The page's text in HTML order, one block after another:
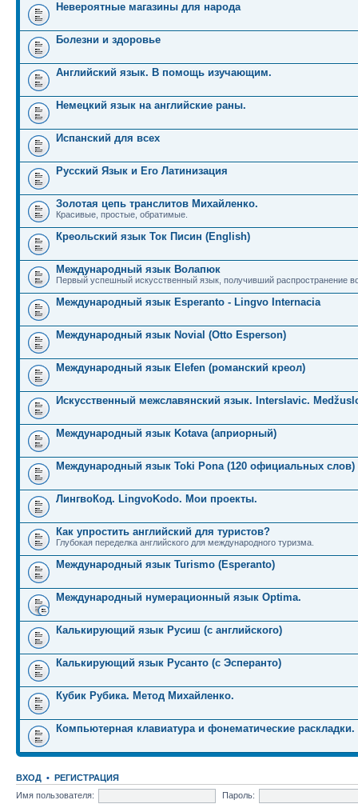
Невероятные магазины для народа
Болезни и здоровье
Английский язык. В помощь изучающим.
Немецкий язык на английские раны.
Испанский для всех
Русский Язык и Его Латинизация
Золотая цепь транслитов Михайленко.
Красивые, простые, обратимые.
Креольский язык Ток Писин (English)
Международный язык Волапюк
Первый успешный искусственный язык, получивший распространение
Международный язык Esperanto - Lingvo Internacia
Международный язык Novial (Otto Esperson)
Международный язык Elefen (романский креол)
Искусственный межславянский язык. Interslavic.
Международный язык Kotava (априорный)
Международный язык Toki Pona (120 официальных слов)
ЛингвоКод. LingvoKodo. Мои проекты.
Как упростить английский для туристов?
Глубокая переделка английского для международного туризма.
Международный язык Turismo (Esperanto)
Международный нумерационный язык Optima.
Калькирующий язык Русиш (с английского)
Калькирующий язык Русанто (с Эсперанто)
Кубик Рубика. Метод Михайленко.
Компьютерная клавиатура и фонематические раскладки.
ВХОД • РЕГИСТРАЦИЯ
Имя пользователя:
Пароль: